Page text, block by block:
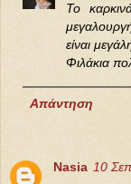
Το
είναι
Φιλάκια
Απάντηση
Nasia 10